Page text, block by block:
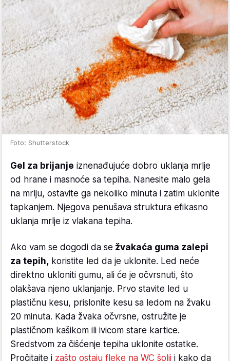
Foto: Shutterstock
Gel za brijanje iznenađujuće dobro uklanja mrlje
od hrane i masnoće sa tepiha. Nanesite malo gela
na mrlju, ostavite ga nekoliko minuta i zatim uklonite
tapkanjem. Njegova penušava struktura efikasno
uklanja mrlje iz vlakana tepiha.
Ako vam se dogodi da se žvakaća guma zalepi
za tepih, koristite led da je uklonite. Led neće
direktno ukloniti gumu, ali će je očvrsnuti, što
olakšava njeno uklanjanje. Prvo stavite led u
plastičnu kesu, prislonite kesu sa ledom na žvaku
20 minuta. Kada žvaka očvrsne, ostružite je
plastičnom kašikom ili ivicom stare kartice.
Sredstvom za čišćenje tepiha uklonite ostatke.
Pročitajte i zašto ostaju fleke na WC šolji i kako da